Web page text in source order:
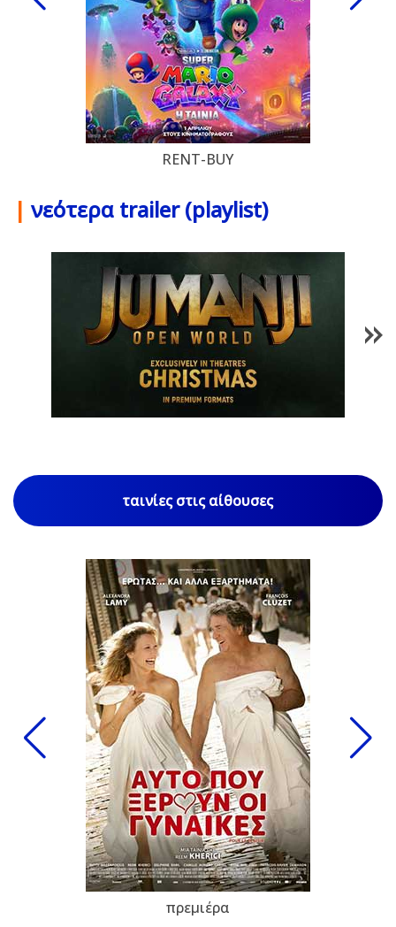
RENT-BUY
| νεότερα trailer (playlist)
1/85
ταινίες στις αίθουσες
πρεμιέρα